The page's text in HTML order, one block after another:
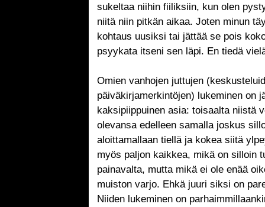
sukeltaa niihin fiiliksiin, kun olen
niitä niin pitkän aikaa. Joten minun
kohtaus uusiksi tai jättää se pois
psyykata itseni sen läpi. En tiedä
Omien vanhojen juttujen
päiväkirjamerkintöjen) lukeminen on
kaksipiippuinen asia: toisaalta niistä
olevansa edelleen samalla joskus
aloittamallaan tiellä ja kokea siitä
myös paljon kaikkea, mikä on silloin
painavalta, mutta mikä ei ole enää
muiston varjo. Ehkä juuri siksi on
Niiden lukeminen on